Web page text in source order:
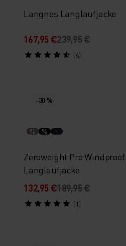
Langnes Langlaufjacke
167,95 €239,95 €
(6)
-30 %
% %
Zeroweight Pro
Langlaufjacke
132,95 €189,95 €
(1)